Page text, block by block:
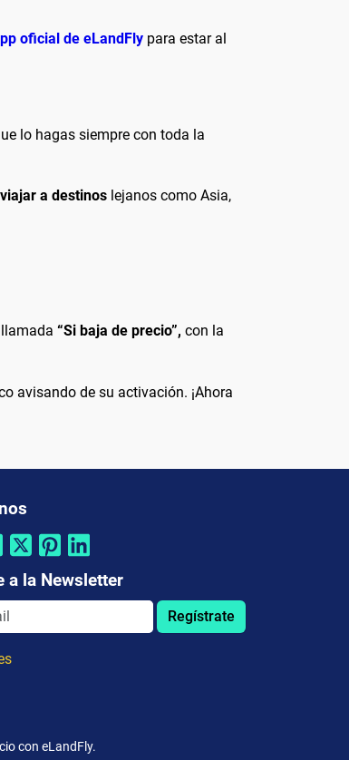
oficial de eLandFly para estar al
lo hagas siempre con toda la
viajar a destinos lejanos como Asia,
“Si baja de precio”, con la
avisando de su activación. ¡Ahora
a la Newsletter
Regístrate
con eLandFly.